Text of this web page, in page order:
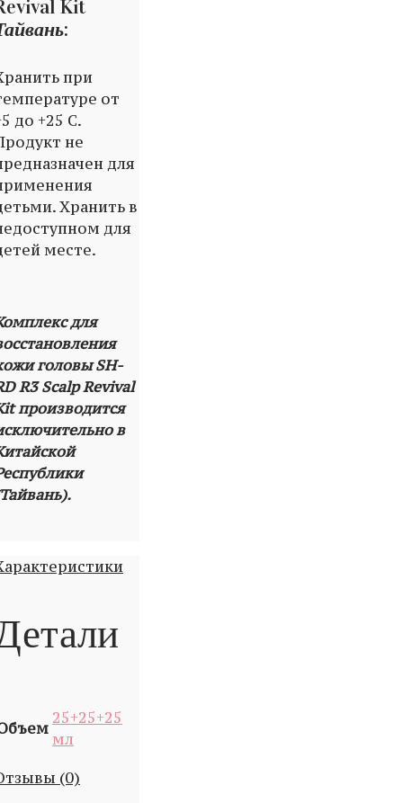
Kit
:
при
от
до +25 C.
не
для
Хранить в
для
месте.
для
головы SH-
R3 Scalp Revival
производится
в
25+25+25
мл
(0)